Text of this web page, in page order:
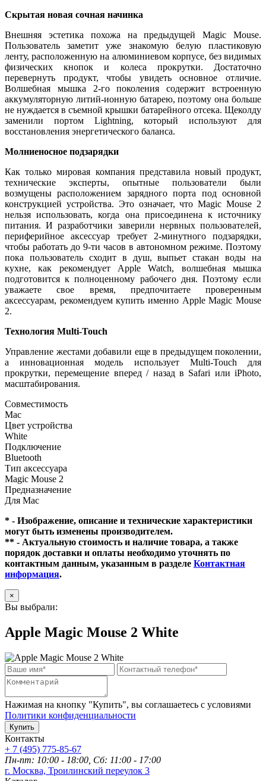
Скрытая новая сочная начинка
Внешняя эстетика похожа на предыдущей Magic Mouse.
Пользователь заметит уже знакомую белую пластиковую
ленту, расположенную на алюминиевом корпусе, без видимых
физических кнопок и колеса прокрутки. Достаточно
перевернуть продукт, чтобы увидеть основное отличие.
Волшебная мышка 2-го поколения содержит встроенную
аккумуляторную литий-ионную батарею, поэтому она больше
не нуждается в съемной крышки батарейного отсека. Щеколду
заменили портом Lightning, который используют для
восстановления энергетического баланса.
Молниеносное подзарядки
Как только мировая компания представила новый продукт,
технические эксперты, опытные пользователи были
возмущены расположением зарядного порта под основной
конструкцией устройства. Это означает, что Magic Mouse 2
нельзя использовать, когда она присоединена к источнику
питания. И разработчики заверили нервных пользователей,
периферийное аксессуар требует 2-минутного подзарядки,
чтобы работать до 9-ти часов в автономном режиме. Поэтому
пока пользователь сходит в душ, выпьет стакан воды на
кухне, как рекомендует Apple Watch, волшебная мышка
подготовится к полноценному рабочего дня. Поэтому если
уважаете свое время, предпочитаете проверенным
аксессуарам, рекомендуем купить именно Apple Magic Mouse
2.
Технология Multi-Touch
Управление жестами добавили еще в предыдущем поколении,
а инновационная модель использует Multi-Touch для
прокрутки, перемещение вперед / назад в Safari или iPhoto,
масштабирования.
Совместимость
Mac
Цвет устройства
White
Подключение
Bluetooth
Тип аксессуара
Magic Mouse 2
Предназначение
Для Mac
* - Изображение, описание и технические характеристики
могут быть изменены производителем.
** - Актуальную стоимость и наличие товара, а также
порядок доставки и оплаты необходимо уточнять по
контактным данным, указанным в разделе Контактная
информация.
×
Вы выбрали:
Apple Magic Mouse 2 White
Нажимая на кнопку "Купить", вы соглашаетесь с условиями
Политики конфиденциальности
Купить
Контакты
+ 7 (495) 775-85-67
Пн-пт: 10:00 - 18:00, Сб: 11:00 - 17:00
г. Москва, Троилинский переулок 3